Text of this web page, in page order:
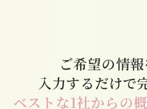
ご希望の情報
入力するだけで
ベストな1社からの